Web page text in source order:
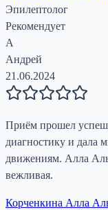
Эпилептолог
Рекомендует
А
Андрей
21.06.2024
Приём прошел
диагностику и дала
движениям. Алла
вежливая.
Корченкина Алла